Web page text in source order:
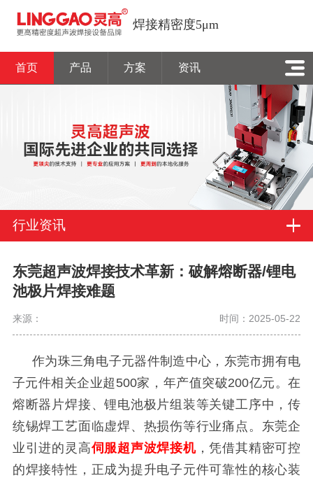
焊接精密度5μm
首页 产品 方案 资讯
行业资讯
东莞超声波焊接技术革新：破解熔断器/锂电
池极片焊接难题
来源： 时间：2025-05-22
作为珠三角电子元器件制造中心，东莞市拥有电
子元件相关企业超 500家，年产值突破200亿元。在
熔断器片焊接、锂电池极片组装等关键工序中，传
统锡焊工艺面临虚焊、热损伤等行业痛点。东莞企
业引进的 灵高伺服超声波焊接机，凭借其精密可控
的焊接特性，正成为提升电子元件可靠性的核心装